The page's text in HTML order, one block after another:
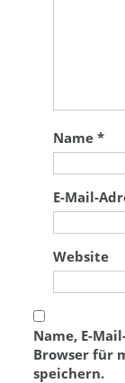
Name*
E-Mail-
Website
Name, E-
Browser für
speichern.